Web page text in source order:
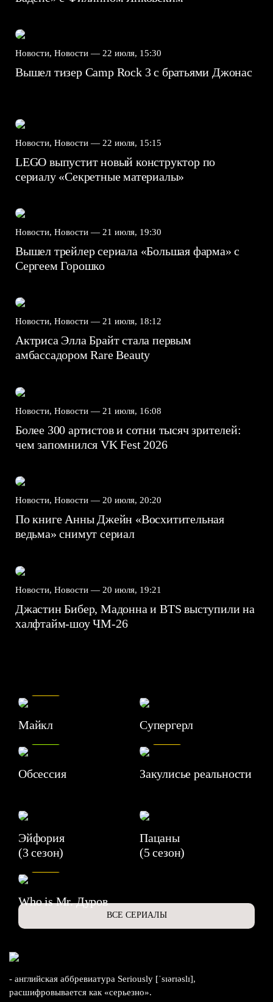
Новости, Новости — 22 июля, 15:30
Вышел тизер Camp Rock 3 с братьями Джонас
Новости, Новости — 22 июля, 15:15
LEGO выпустит новый конструктор по
сериалу «Секретные материалы»
Новости, Новости — 21 июля, 19:30
Вышел трейлер сериала «Большая фарма» с
Сергеем Горошко
Новости, Новости — 21 июля, 18:12
Актриса Элла Брайт стала первым
амбассадором Rare Beauty
Новости, Новости — 21 июля, 16:08
Более 300 артистов и сотни тысяч зрителей:
чем запомнился VK Fest 2026
Новости, Новости — 20 июля, 20:20
По книге Анны Джейн «Восхитительная
ведьма» снимут сериал
Новости, Новости — 20 июля, 19:21
Джастин Бибер, Мадонна и BTS выступили на
халфтайм-шоу ЧМ-26
Майкл Супергерл
Обсессия
7.1
Закулисье реальности
Эйфория
(3 сезон)
Пацаны
(5 сезон)
Who is Mr. Дуров
ВСЕ СЕРИАЛЫ
- английская аббревиатура Seriously [ˈsɪərɪəslɪ],
расшифровывается как «серьезно».